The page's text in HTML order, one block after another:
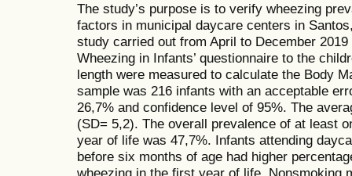
The study’s purpose is to verify wheezing
factors in municipal daycare centers in
study carried out from April to December
Wheezing in Infants’ questionnaire to the
length were measured to calculate the Body
sample was 216 infants with an acceptable
26,7% and confidence level of 95%. The
(SD= 5,2). The overall prevalence of at least
year of life was 47,7%. Infants attending
before six months of age had higher